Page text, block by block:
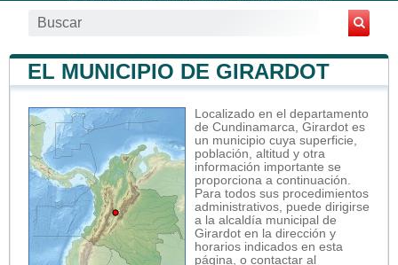
EL MUNICIPIO DE GIRARDOT
Localizado en el departamento
de Cundinamarca, Girardot es
un municipio cuya superficie,
población, altitud y otra
información importante se
proporciona a continuación.
Para todos sus procedimientos
administrativos, puede dirigirse
a la alcaldía municipal de
Girardot en la dirección y
horarios indicados en esta
página, o contactar al